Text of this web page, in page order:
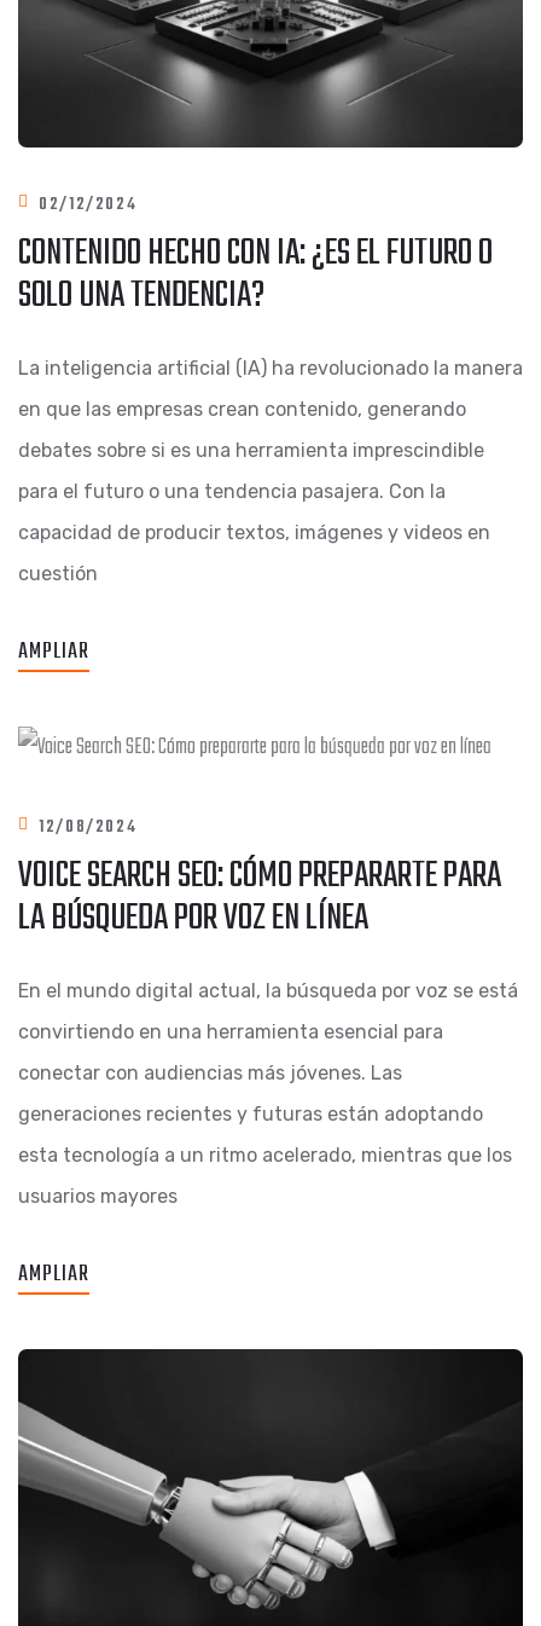
02/12/2024
CONTENIDO HECHO CON IA: ¿ES EL FUTURO O
SOLO UNA TENDENCIA?
La inteligencia artificial (IA) ha revolucionado la manera
en que las empresas crean contenido, generando
debates sobre si es una herramienta imprescindible
para el futuro o una tendencia pasajera. Con la
capacidad de producir textos, imágenes y videos en
cuestión
AMPLIAR
12/08/2024
VOICE SEARCH SEO: CÓMO PREPARARTE PARA
LA BÚSQUEDA POR VOZ EN LÍNEA
En el mundo digital actual, la búsqueda por voz se está
convirtiendo en una herramienta esencial para
conectar con audiencias más jóvenes. Las
generaciones recientes y futuras están adoptando
esta tecnología a un ritmo acelerado, mientras que los
usuarios mayores
AMPLIAR